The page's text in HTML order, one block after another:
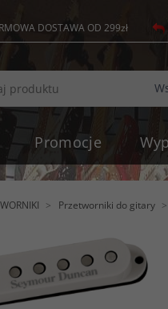
DOSTAWA OD 299zł
Promocje
Przetworniki do gitary